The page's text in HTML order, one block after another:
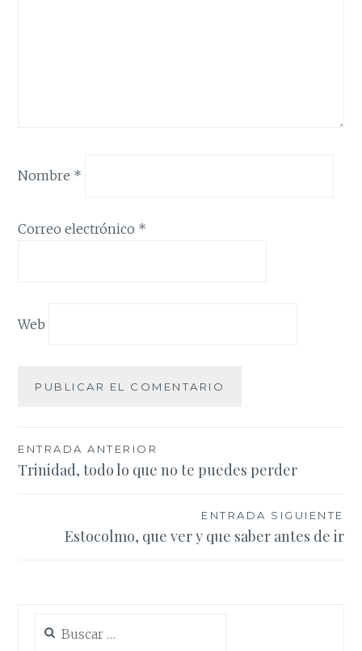
Nombre *
Correo electrónico *
Web
Navegación
de
ENTRADA ANTERIOR
Trinidad, todo lo que no te puedes perder
ENTRADA SIGUIENTE
Estocolmo, que ver y que saber antes de ir